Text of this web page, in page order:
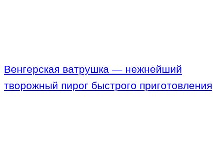
Венгерская ватрушка — нежнейший
творожный пирог быстрого приготовления